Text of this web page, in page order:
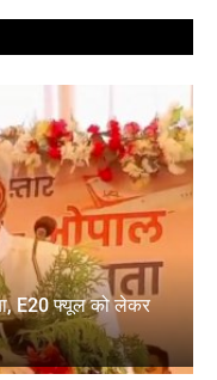
E20 फ्यूल को लेकर